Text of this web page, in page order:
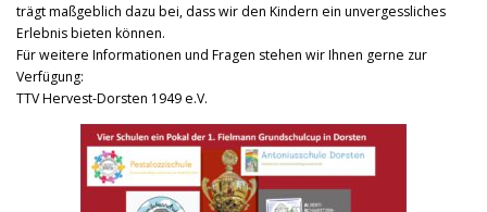
trägt maßgeblich dazu bei, dass wir den Kindern ein unvergessliches
Erlebnis bieten können.
Für weitere Informationen und Fragen stehen wir Ihnen gerne zur
Verfügung:
TTV Hervest-Dorsten 1949 e.V.